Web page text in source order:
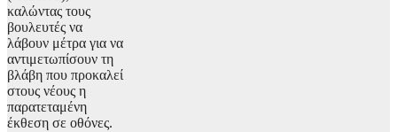
καλώντας τους
βουλευτές να
λάβουν μέτρα για να
αντιμετωπίσουν τη
βλάβη που προκαλεί
στους νέους η
παρατεταμένη
έκθεση σε οθόνες.